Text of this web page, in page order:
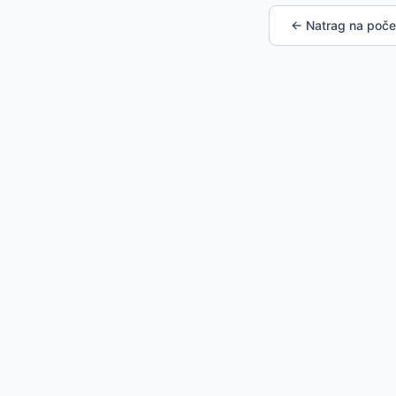
← Natrag na